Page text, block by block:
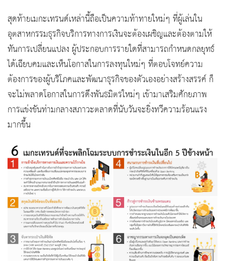
สุดท้ายเมกะเทรนด์เหล่านี้ถือเป็นความท้าทายใหม่ๆ ที่ผู้เล่นใน
อุตสาหกรรมธุรกิจบริการทางการเงินจะต้องเผชิญและต้องตามให้
ทันการเปลี่ยนแปลง ผู้ประกอบการรายใดที่สามารถกำหนดกลยุทธ์
ได้เฉียบคมและเห็นโอกาสในการลงทุนใหม่ๆ ที่ตอบโจทย์ความ
ต้องการของผู้บริโภคและพัฒนาธุรกิจของตัวเองอย่างสร้างสรรค์ ก็
จะไม่พลาดโอกาสในการดึงพันธมิตรใหม่ๆ เข้ามาเสริมศักยภาพ
การแข่งขันท่ามกลางสภาวะตลาดที่นับวันจะยิ่งทวีความร้อนแรง
มากขึ้น